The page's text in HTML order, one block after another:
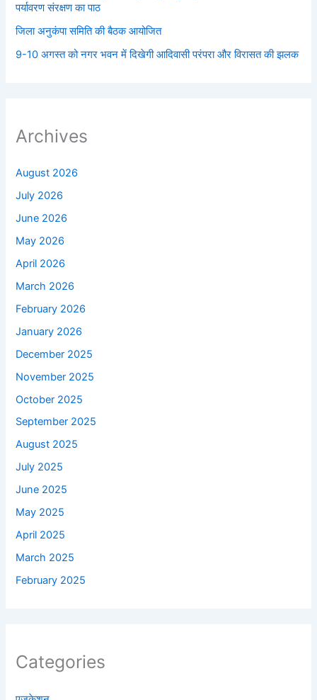
पर्यावरण संरक्षण का पाठ
जिला अनुकंपा समिति की बैठक आयोजित
9-10 अगस्त को नगर भवन में दिखेगी आदिवासी परंपरा और विरासत की झलक
Archives
August 2026
July 2026
June 2026
May 2026
April 2026
March 2026
February 2026
January 2026
December 2025
November 2025
October 2025
September 2025
August 2025
July 2025
June 2025
May 2025
April 2025
March 2025
February 2025
Categories